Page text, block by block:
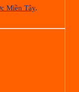
Miền Tây.